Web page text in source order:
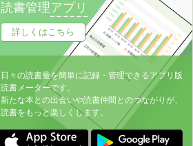
読書管理アプリ
詳しくはこちら
日々の読書量を簡単に記録・管理できるアプリ版
読書メーターです。
新たな本との出会いや読書仲間とのつながりが、
読書をもっと楽しくします。